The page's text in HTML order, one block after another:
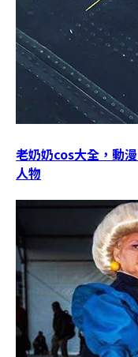
老奶奶cos大全，動
人物